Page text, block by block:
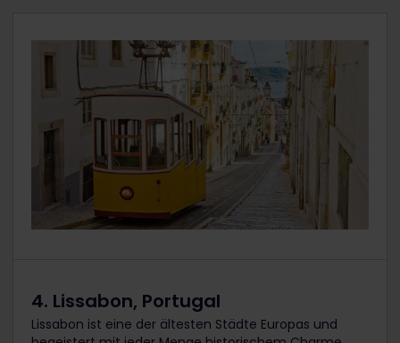
4. Lissabon, Portugal
Lissabon ist eine der ältesten Städte Europas und